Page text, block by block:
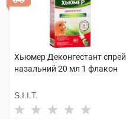
Хьюмер Деконгестант спрей
назальний 20 мл 1 флакон
S.I.I.T.